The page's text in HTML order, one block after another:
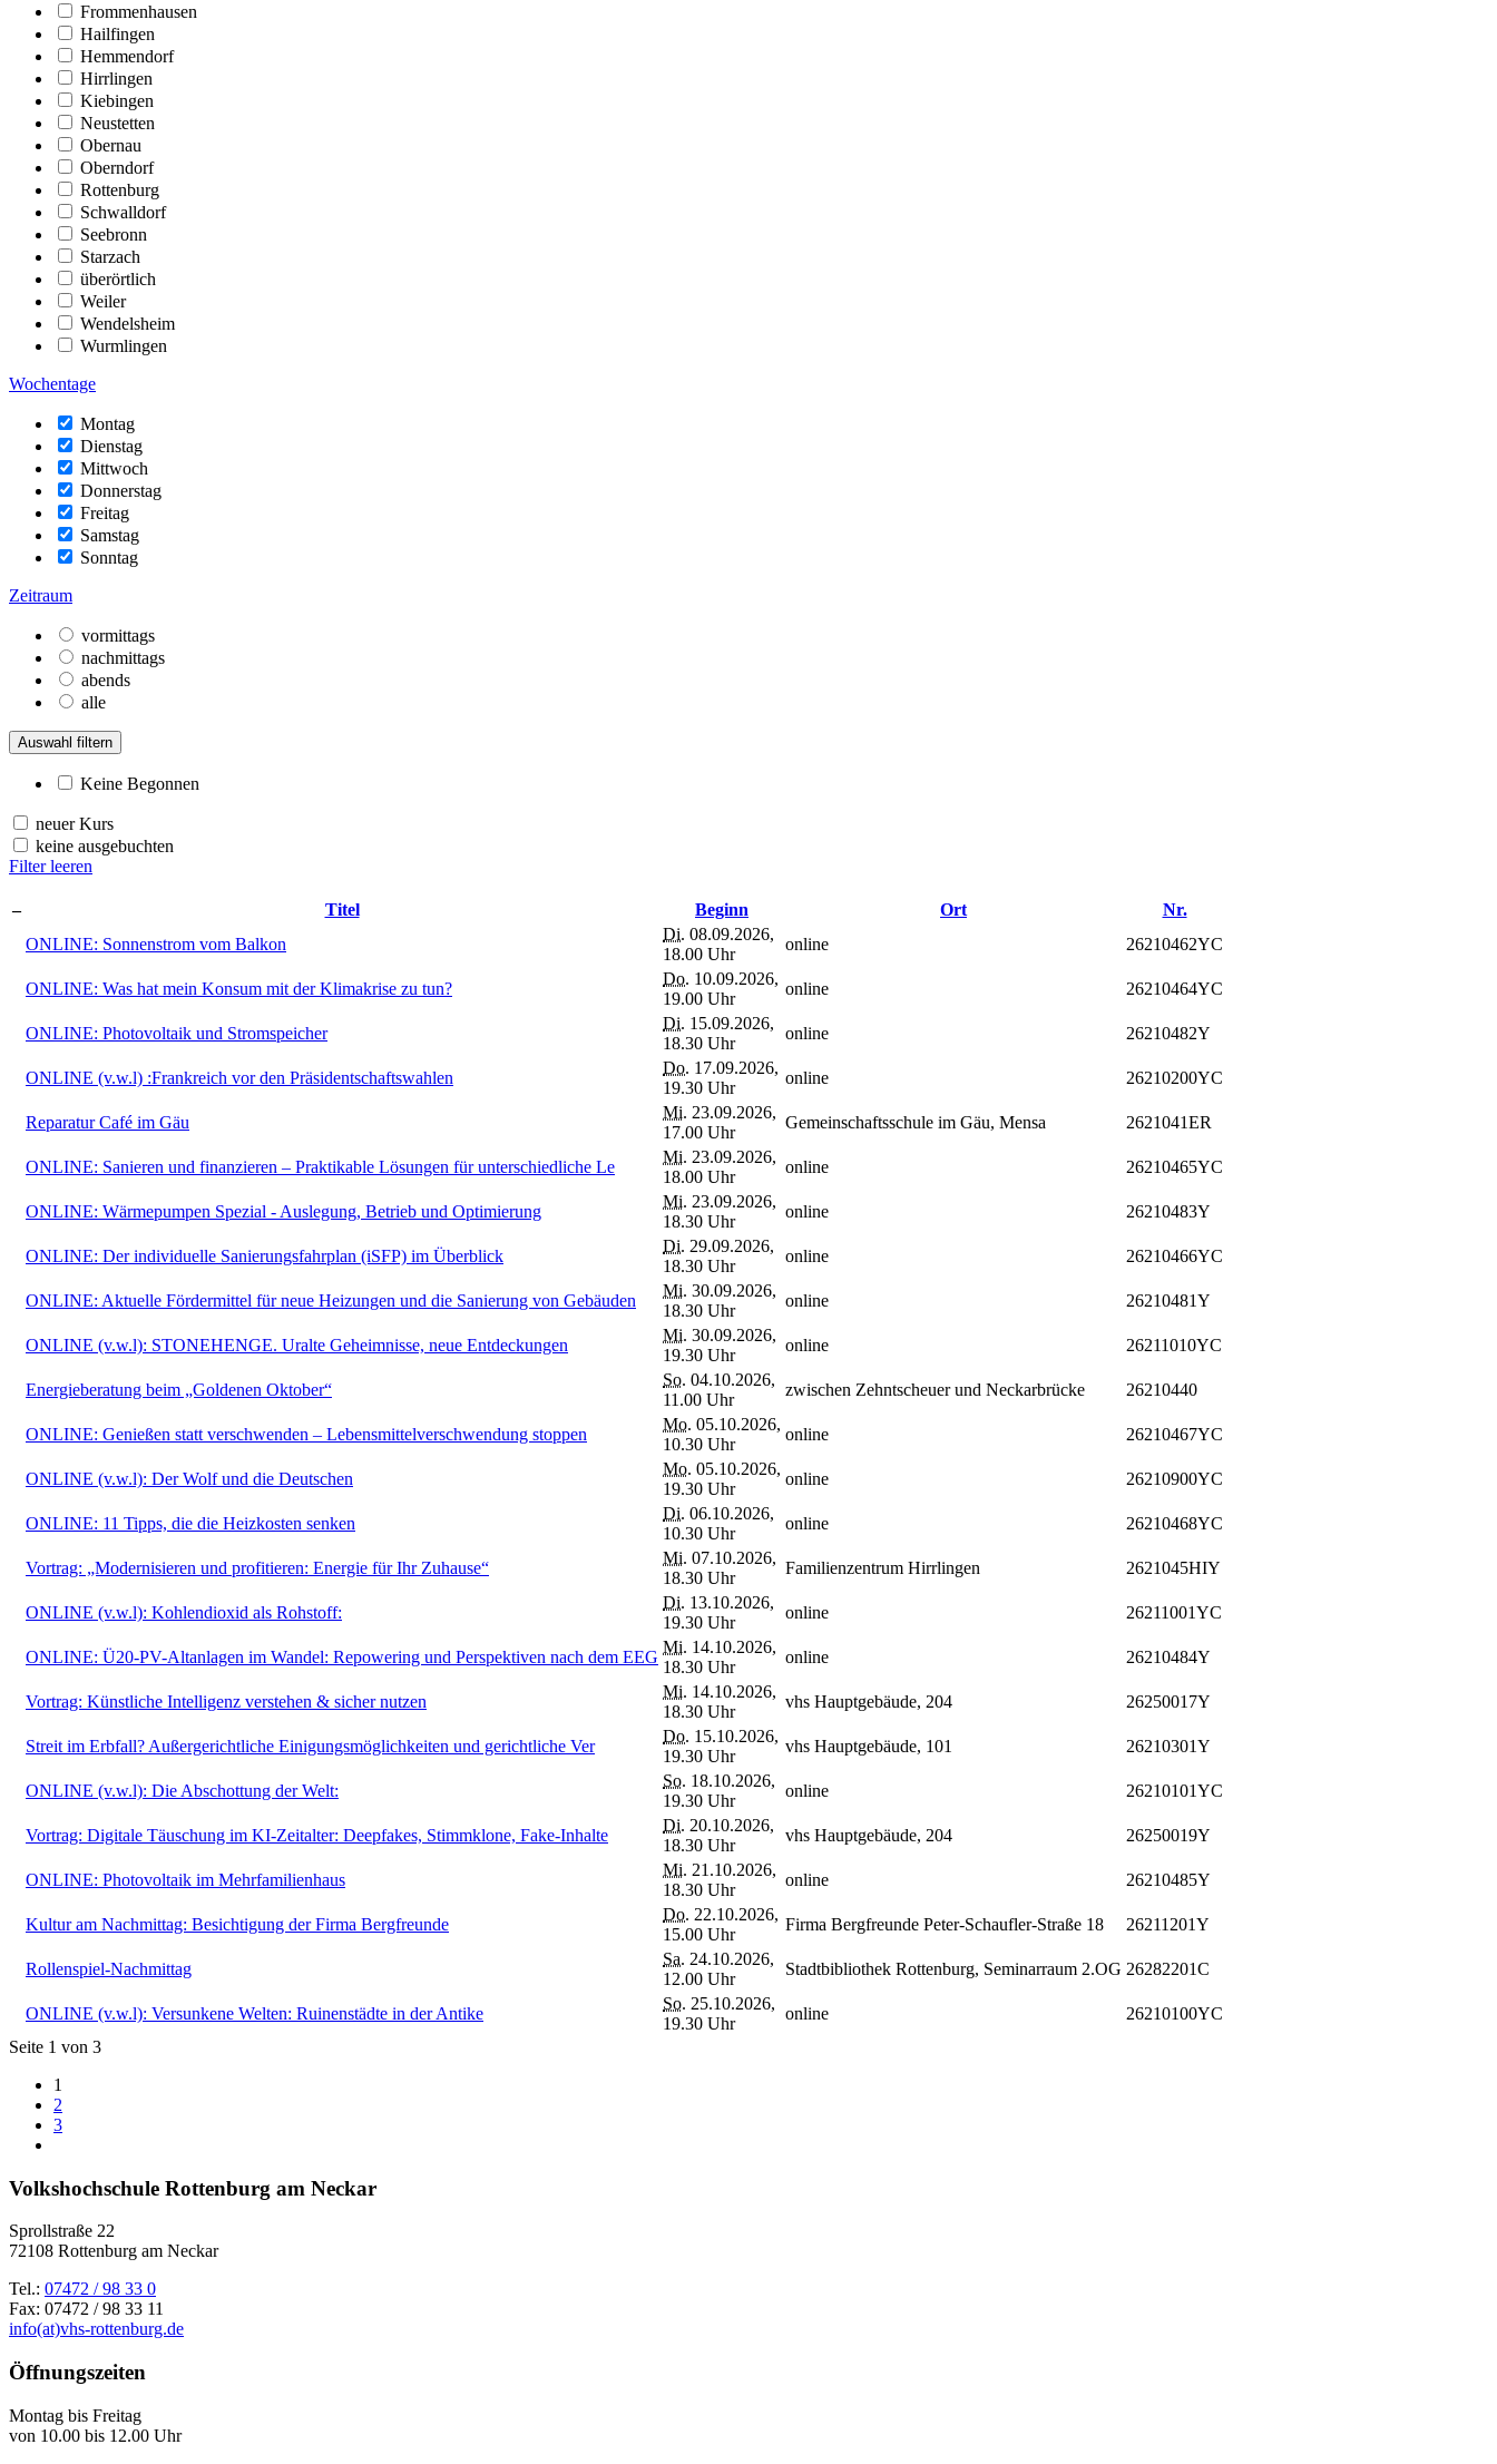
Frommenhausen
Hailfingen
Hemmendorf
Hirrlingen
Kiebingen
Neustetten
Obernau
Oberndorf
Rottenburg
Schwalldorf
Seebronn
Starzach
überörtlich
Weiler
Wendelsheim
Wurmlingen
Wochentage
Montag
Dienstag
Mittwoch
Donnerstag
Freitag
Samstag
Sonntag
Zeitraum
vormittags
nachmittags
abends
alle
Auswahl filtern
Keine Begonnen
neuer Kurs
keine ausgebuchten
Filter leeren
– Titel Beginn Ort
Nr.
ONLINE: Sonnenstrom vom Balkon
Di. 08.09.2026,
18.00 Uhr
online 26210462YC
ONLINE: Was hat mein Konsum mit der Klimakrise zu tun?
Do. 10.09.2026,
19.00 Uhr
online 26210464YC
ONLINE: Photovoltaik und Stromspeicher
Di. 15.09.2026,
18.30 Uhr
online 26210482Y
ONLINE (v.w.l) :Frankreich vor den Präsidentschaftswahlen
Do. 17.09.2026,
19.30 Uhr
online 26210200YC
Reparatur Café im Gäu
Mi. 23.09.2026,
17.00 Uhr
Gemeinschaftsschule im Gäu, Mensa 2621041ER
ONLINE: Sanieren und finanzieren – Praktikable Lösungen für unterschiedliche Le
Mi. 23.09.2026,
18.00 Uhr
online 26210465YC
ONLINE: Wärmepumpen Spezial - Auslegung, Betrieb und Optimierung
Mi. 23.09.2026,
18.30 Uhr
online 26210483Y
ONLINE: Der individuelle Sanierungsfahrplan (iSFP) im Überblick
Di. 29.09.2026,
18.30 Uhr
online 26210466YC
ONLINE: Aktuelle Fördermittel für neue Heizungen und die Sanierung von Gebäuden
Mi. 30.09.2026,
18.30 Uhr
online 26210481Y
ONLINE (v.w.l): STONEHENGE. Uralte Geheimnisse, neue Entdeckungen
Mi. 30.09.2026,
19.30 Uhr
online 26211010YC
Energieberatung beim „Goldenen Oktober“
So. 04.10.2026,
11.00 Uhr
zwischen Zehntscheuer und Neckarbrücke 26210440
ONLINE: Genießen statt verschwenden – Lebensmittelverschwendung stoppen
Mo. 05.10.2026,
10.30 Uhr
online 26210467YC
ONLINE (v.w.l): Der Wolf und die Deutschen
Mo. 05.10.2026,
19.30 Uhr
online 26210900YC
ONLINE: 11 Tipps, die die Heizkosten senken
Di. 06.10.2026,
10.30 Uhr
online 26210468YC
Vortrag: „Modernisieren und profitieren: Energie für Ihr Zuhause“
Mi. 07.10.2026,
18.30 Uhr
Familienzentrum Hirrlingen 2621045HIY
ONLINE (v.w.l): Kohlendioxid als Rohstoff:
Di. 13.10.2026,
19.30 Uhr
online 26211001YC
ONLINE: Ü20-PV-Altanlagen im Wandel: Repowering und Perspektiven nach dem EEG
Mi. 14.10.2026,
18.30 Uhr
online 26210484Y
Vortrag: Künstliche Intelligenz verstehen & sicher nutzen
Mi. 14.10.2026,
18.30 Uhr
vhs Hauptgebäude, 204 26250017Y
Streit im Erbfall? Außergerichtliche Einigungsmöglichkeiten und gerichtliche Ver
Do. 15.10.2026,
19.30 Uhr
vhs Hauptgebäude, 101 26210301Y
ONLINE (v.w.l): Die Abschottung der Welt:
So. 18.10.2026,
19.30 Uhr
online 26210101YC
Vortrag: Digitale Täuschung im KI-Zeitalter: Deepfakes, Stimmklone, Fake-Inhalte
Di. 20.10.2026,
18.30 Uhr
vhs Hauptgebäude, 204 26250019Y
ONLINE: Photovoltaik im Mehrfamilienhaus
Mi. 21.10.2026,
18.30 Uhr
online 26210485Y
Kultur am Nachmittag: Besichtigung der Firma Bergfreunde
Do. 22.10.2026,
15.00 Uhr
Firma Bergfreunde Peter-Schaufler-Straße 18 26211201Y
Rollenspiel-Nachmittag
Sa. 24.10.2026,
12.00 Uhr
Stadtbibliothek Rottenburg, Seminarraum 2.OG 26282201C
ONLINE (v.w.l): Versunkene Welten: Ruinenstädte in der Antike
So. 25.10.2026,
19.30 Uhr
online
26210100YC
Seite 1 von 3
1
2
3
Volkshochschule Rottenburg am Neckar
Sprollstraße 22
72108 Rottenburg am Neckar
Tel.: 07472 / 98 33 0
Fax: 07472 / 98 33 11
info(at)vhs-rottenburg.de
Öffnungszeiten
Montag bis Freitag
von 10.00 bis 12.00 Uhr